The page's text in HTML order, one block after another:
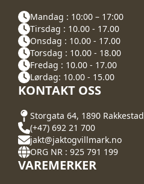
Mandag : 10:00 – 17:00
Tirsdag : 10.00 - 17.00
Onsdag : 10.00 - 17.00
Torsdag : 10.00 - 18.00
Fredag : 10.00 - 17.00
Lørdag: 10.00 - 15.00
KONTAKT OSS
Storgata 64, 1890 Rakkestad
(+47) 692 21 700
jakt@jaktogvillmark.no
ORG NR : 925 791 199
VAREMERKER